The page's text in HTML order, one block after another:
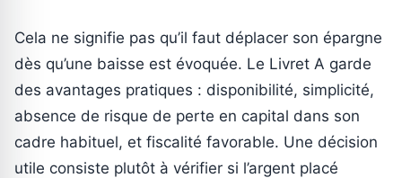
Cela ne signifie pas qu’il faut déplacer son épargne
dès qu’une baisse est évoquée. Le Livret A garde
des avantages pratiques : disponibilité, simplicité,
absence de risque de perte en capital dans son
cadre habituel, et fiscalité favorable. Une décision
utile consiste plutôt à vérifier si l’argent placé